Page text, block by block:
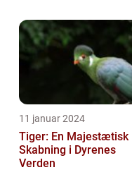
11 januar 2024
Tiger: En Majestætisk
Skabning i Dyrenes
Verden